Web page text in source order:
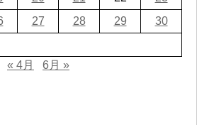
27 28 29
30
« 4月
6月 »